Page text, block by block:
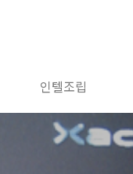
인텔조립